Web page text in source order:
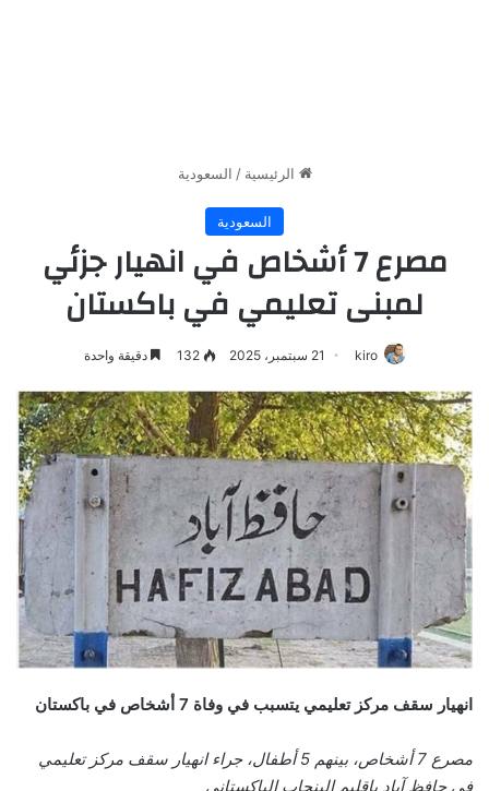
الرئيسية / السعودية
السعودية
مصرع 7 أشخاص في انهيار جزئي
لمبنى تعليمي في باكستان
kiro 21 سبتمبر، 2025 132 دقيقة واحدة
انهيار سقف مركز تعليمي يتسبب في وفاة 7 أشخاص في باكستان
مصرع 7 أشخاص، بينهم 5 أطفال، جراء انهيار سقف مركز تعليمي
في حافظ آباد بإقليم البنجاب الباكستاني